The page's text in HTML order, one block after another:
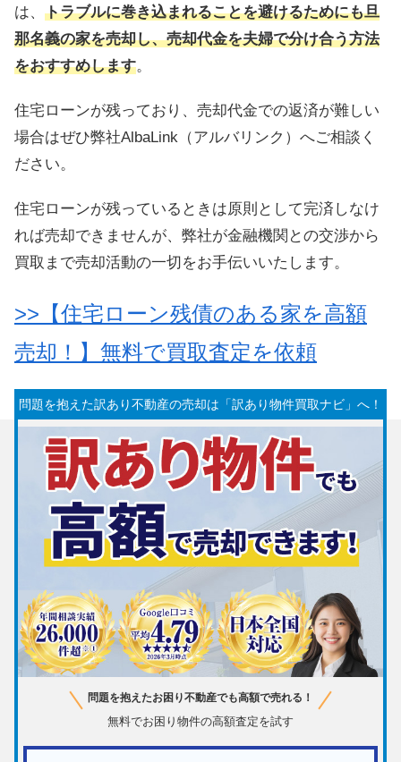
は、 トラブルに巻き込まれることを避けるためにも旦
那名義の家を売却し、売却代金を夫婦で分け合う方法
をおすすめします。
住宅ローンが残っており、売却代金での返済が難しい
場合はぜひ弊社AlbaLink（アルバリンク）へご相談く
ださい。
住宅ローンが残っているときは原則として完済しなけ
れば売却できませんが、弊社が金融機関との交渉から
買取まで売却活動の一切をお手伝いいたします。
>>【住宅ローン残債のある家を高額
売却！】無料で買取査定を依頼
問題を抱えた訳あり不動産の売却は「訳あり物件買取ナビ」へ！
問題を抱えたお困り不動産でも高額で売れる！
無料でお困り物件の高額査定を試す